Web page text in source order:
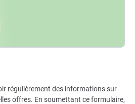
régulièrement des informations sur
offres. En soumettant ce formulaire,